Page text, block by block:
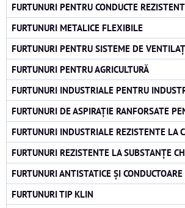
FURTUNURI PENTRU CONDUCTE
FURTUNURI METALICE FLEXIBILE
FURTUNURI PENTRU SISTEME DE
FURTUNURI PENTRU AGRICULTURĂ
FURTUNURI INDUSTRIALE PENTRU
FURTUNURI DE ASPIRAȚIE RANFORSATE
FURTUNURI INDUSTRIALE REZISTENTE LA
FURTUNURI REZISTENTE LA SUBSTANȚE
FURTUNURI ANTISTATICE ȘI CONDUCTOARE
FURTUNURI TIP KLIN